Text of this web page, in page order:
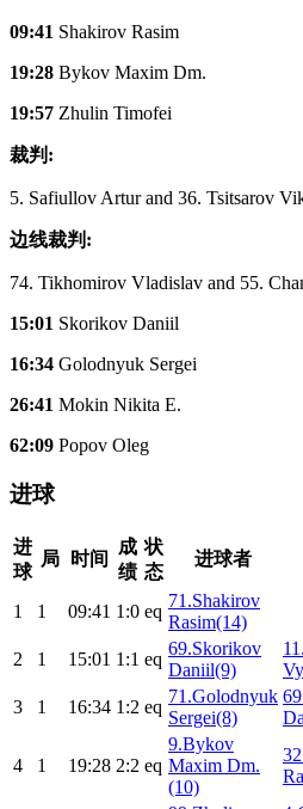
09:41 Shakirov Rasim
19:28 Bykov Maxim Dm.
19:57 Zhulin Timofei
裁判:
5. Safiullov Artur and 36. Tsitsarov
边线裁判:
74. Tikhomirov Vladislav and 55.
15:01 Skorikov Daniil
16:34 Golodnyuk Sergei
26:41 Mokin Nikita E.
62:09 Popov Oleg
进球
进
球
局 时间
成
绩
状
态
进球者
1 1 09:41 1:0 eq
71.Shakirov
Rasim(14)
2 1 15:01 1:1 eq
69.Skorikov
Daniil(9)
3 1 16:34 1:2 eq
71.Golodnyuk
Sergei(8)
4 1 19:28 2:2 eq
9.Bykov
Maxim Dm.
(10)